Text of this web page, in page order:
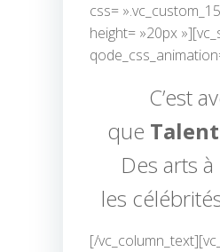
css=
height= »20px
C’est
que
Des arts
les
[/